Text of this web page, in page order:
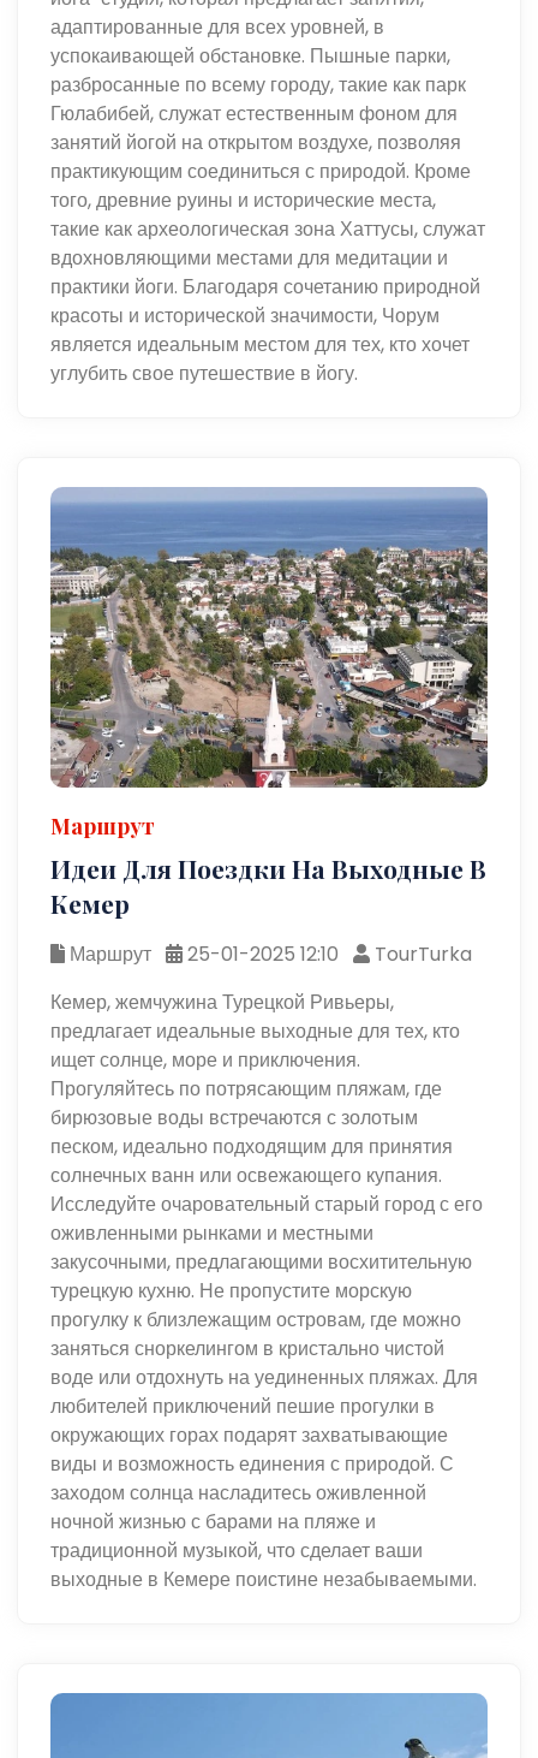
адаптированные для всех уровней, в
успокаивающей обстановке. Пышные парки,
разбросанные по всему городу, такие как парк
Гюлабибей, служат естественным фоном для
занятий йогой на открытом воздухе, позволяя
практикующим соединиться с природой. Кроме
того, древние руины и исторические места,
такие как археологическая зона Хаттусы, служат
вдохновляющими местами для медитации и
практики йоги. Благодаря сочетанию природной
красоты и исторической значимости, Чорум
является идеальным местом для тех, кто хочет
углубить свое путешествие в йогу.
Маршрут
Идеи Для Поездки На Выходные В
Кемер
Маршрут 25-01-2025 12:10
TourTurka
Кемер, жемчужина Турецкой Ривьеры,
предлагает идеальные выходные для тех, кто
ищет солнце, море и приключения.
Прогуляйтесь по потрясающим пляжам, где
бирюзовые воды встречаются с золотым
песком, идеально подходящим для принятия
солнечных ванн или освежающего купания.
Исследуйте очаровательный старый город с его
оживленными рынками и местными
закусочными, предлагающими восхитительную
турецкую кухню. Не пропустите морскую
прогулку к близлежащим островам, где можно
заняться сноркелингом в кристально чистой
воде или отдохнуть на уединенных пляжах. Для
любителей приключений пешие прогулки в
окружающих горах подарят захватывающие
виды и возможность единения с природой. С
заходом солнца насладитесь оживленной
ночной жизнью с барами на пляже и
традиционной музыкой, что сделает ваши
выходные в Кемере поистине незабываемыми.